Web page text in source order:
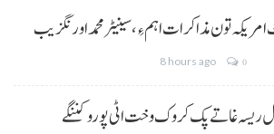
تون مذاکرات اہم ءِ،سینیٹر محمد اورنگزیب
8 hours ago 0
کل ریسہ غاتے پک کروک وخت اٹی پورو کننگے